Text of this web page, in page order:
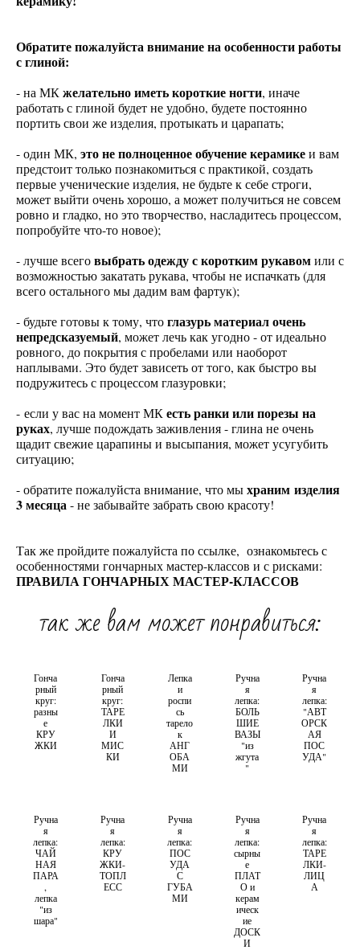
Обратите пожалуйста внимание на особенности работы
с глиной:
- на МКжелательно иметь короткие ногти, иначе
работать с глиной будет не удобно, будете постоянно
портить свои же изделия, протыкать и царапать;
- один МК, это не полноценное обучение керамикеи вам
предстоит только познакомиться с практикой, создать
первые ученические изделия, не будьте к себе строги,
может выйти очень хорошо, а может получиться не совсем
ровно и гладко, но это творчество, насладитесь процессом,
попробуйте что-то новое);
- лучше всеговыбрать одежду с коротким рукавомили с
возможностью закатать рукава, чтобы не испачкать (для
всего остального мы дадим вам фартук);
- будьте готовы к тому, чтоглазурь материал очень
непредсказуемый, может лечь как угодно - от идеально
ровного, до покрытия с пробелами или наоборот
наплывами. Это будет зависеть от того, как быстро вы
подружитесь с процессом глазуровки;
- если у вас на момент МКесть ранки или порезы на
руках, лучше подождать заживления - глина не очень
щадит свежие царапины и высыпания, может усугубить
ситуацию;
- обратите пожалуйста внимание, что мыхраним изделия
3 месяца- не забывайте забрать свою красоту!
Так же пройдите пожалуйста по ссылке, ознакомьтесь с
особенностями гончарных мастер-классов и с рисками:
ПРАВИЛА ГОНЧАРНЫХ МАСТЕР-КЛАССОВ
так же вам может понравиться:
Гонча
рный
круг:
разны
е
КРУ
ЖКИ
Гонча
рный
круг:
ТАРЕ
ЛКИ
И
МИС
КИ
Лепка
и
роспи
сь
тарело
к
АНГ
ОБА
МИ
Ручна
я
лепка:
БОЛЬ
ШИЕ
ВАЗЫ
"из
жгута
"
Ручна
я
лепка:
"АВТ
ОРСК
АЯ
ПОС
УДА"
Ручна
я
лепка:
ЧАЙ
НАЯ
ПАРА
,
лепка
"из
шара"
Ручна
я
лепка:
КРУ
ЖКИ-
ТОПЛ
ЕСС
Ручна
я
лепка:
ПОС
УДА
С
ГУБА
МИ
Ручна
я
лепка:
сырны
е
ПЛАТ
О и
керам
ическ
ие
ДОСК
И
Ручна
я
лепка:
ТАРЕ
ЛКИ-
ЛИЦ
А